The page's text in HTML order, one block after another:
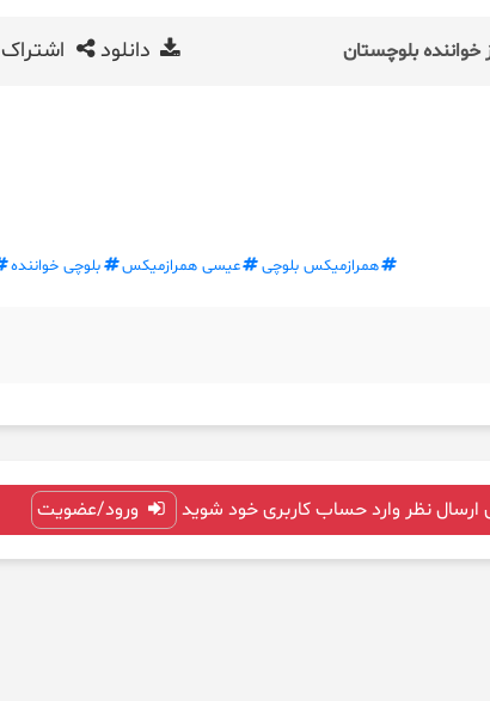
بلوچستان دانلود اشتراک
همرازمیکس بلوچی عیسی همرازمیکس بلوچی خواننده
ارسال نظر وارد حساب کاربری خود شوید ورود/عضویت